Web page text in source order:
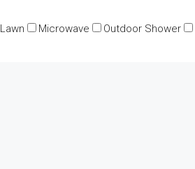
Lawn Microwave Outdoor Shower